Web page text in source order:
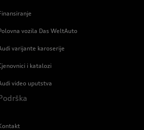
vozila Das WeltAuto
varijante karoserije
i katalozi
video uputstva